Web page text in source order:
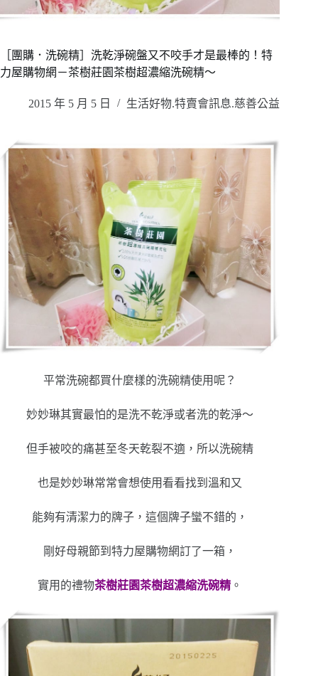
［團購．洗碗精］洗乾淨碗盤又不咬手才是最棒的！特
力屋購物網－茶樹莊園茶樹超濃縮洗碗精～
2015 年 5 月 5 日 生活好物.特賣會訊息.慈善公益
平常洗碗都買什麼樣的洗碗精使用呢？
妙妙琳其實最怕的是洗不乾淨或者洗的乾淨～
但手被咬的痛甚至冬天乾裂不適，所以洗碗精
也是妙妙琳常常會想使用看看找到溫和又
能夠有清潔力的牌子，這個牌子蠻不錯的，
剛好母親節到特力屋購物網訂了一箱，
實用的禮物茶樹莊園茶樹超濃縮洗碗精 。